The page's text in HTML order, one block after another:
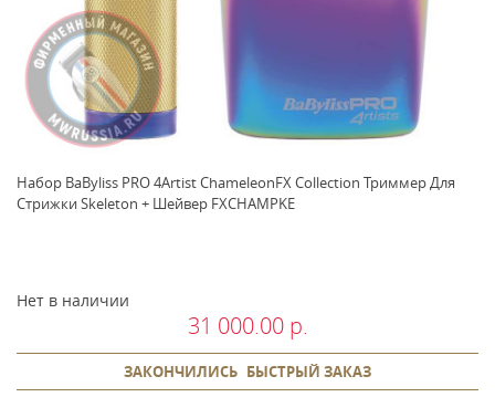
Набор BaByliss PRO 4Artist ChameleonFX Collection Триммер Для
Стрижки Skeleton + Шейвер FXCHAMPKE
Нет в наличии
31 000.00 р.
ЗАКОНЧИЛИСЬ БЫСТРЫЙ ЗАКАЗ